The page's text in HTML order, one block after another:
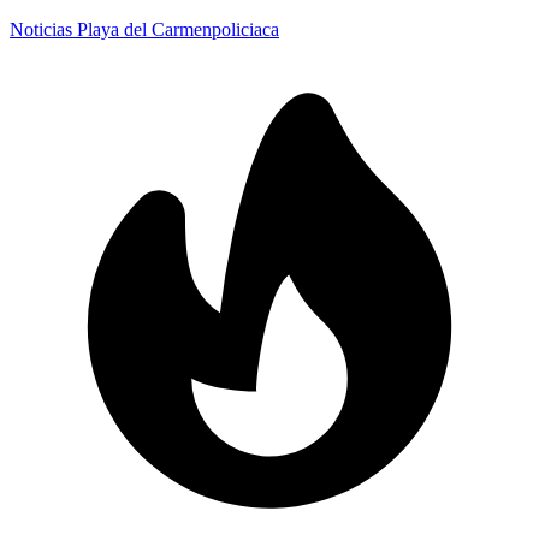
Noticias Playa del Carmenpoliciaca